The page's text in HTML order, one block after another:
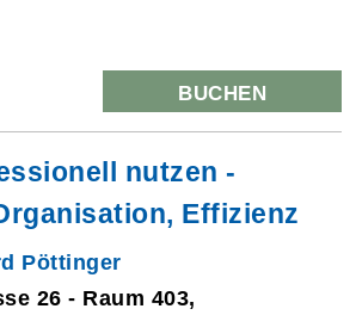
BUCHEN
nutzen -
Effizienz
Pöttinger
26 - Raum 403,